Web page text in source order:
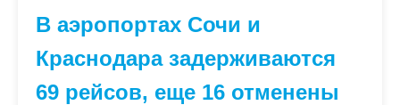
В аэропортах Сочи и
Краснодара задерживаются
69 рейсов, еще 16 отменены